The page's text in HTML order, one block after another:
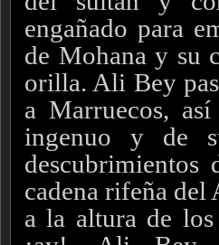
engañado para
de Mohana y su
orilla. Ali Bey
a Marruecos,
ingenuo y de
descubrimientos
cadena rifeña
a la altura de los